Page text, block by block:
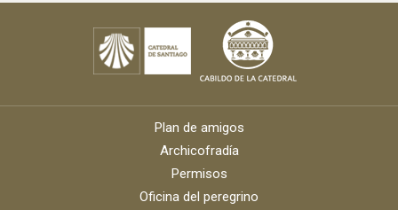
Plan de amigos
Archicofradía
Permisos
Oficina del peregrino